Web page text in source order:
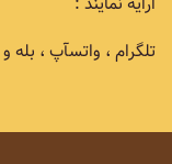
تلگرام ، واتسآپ ، بله و ایتا :